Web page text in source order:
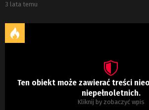
3 lata temu
Ten obiekt może zawierać treści
niepełnoletnich.
Kliknij by zobaczyć wpis